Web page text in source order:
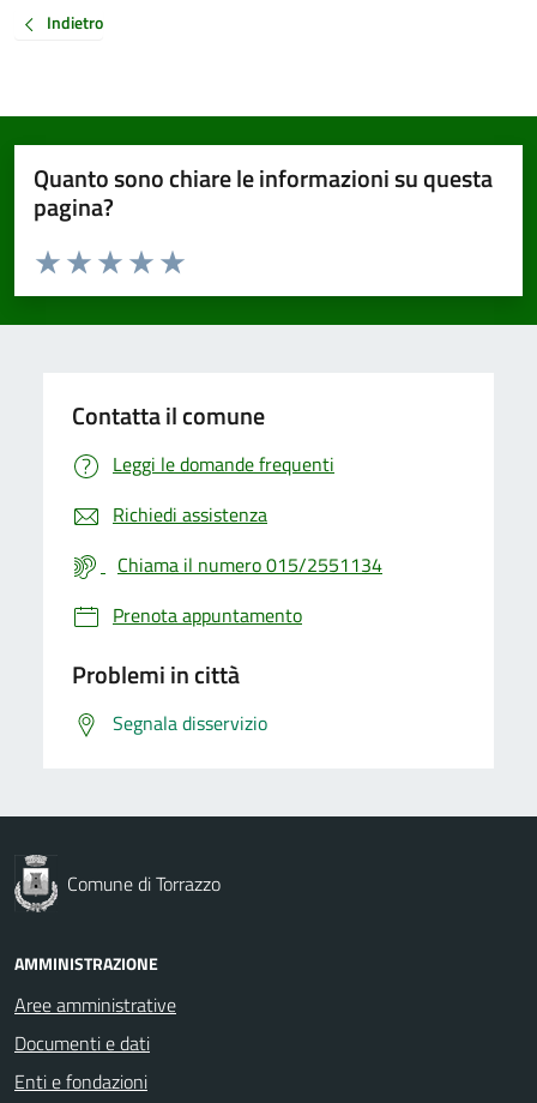
Indietro
Quanto sono chiare le informazioni su questa
pagina?
Valuta da 1 a 5 stelle la pagina
Valuta 5 stelle su 5
Valuta 4 stelle su 5
Valuta 3 stelle su 5
Valuta 2 stelle su 5
Valuta 1 stelle su 5
Contatta il comune
Leggi le domande frequenti
Richiedi assistenza
Chiama il numero 015/2551134
Prenota appuntamento
Problemi in città
Segnala disservizio
Comune di Torrazzo
AMMINISTRAZIONE
Aree amministrative
Documenti e dati
Enti e fondazioni